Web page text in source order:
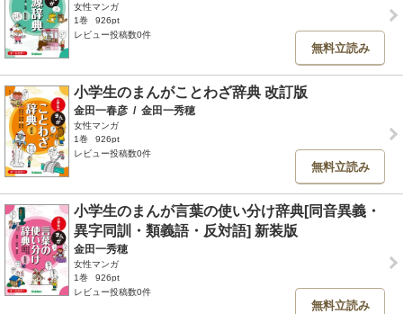
女性マンガ
1巻
926pt
レビュー投稿数0件
無料立読み
小学生のまんがことわざ辞典 改訂版
金田一春彦 / 金田一秀穂
女性マンガ
1巻
926pt
レビュー投稿数0件
無料立読み
小学生のまんが言葉の使い分け辞典[同音異義・
異字同訓・類義語・反対語] 新装版
金田一秀穂
女性マンガ
1巻
926pt
レビュー投稿数0件
無料立読み